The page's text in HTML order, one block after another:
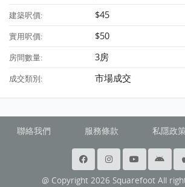
建築呎價: $45
實用呎價: $50
房間數量: 3房
成交類別: 市場成交
聯絡我們 服務條款 私隱政策
@ Copyright 2026 Squarefoot All